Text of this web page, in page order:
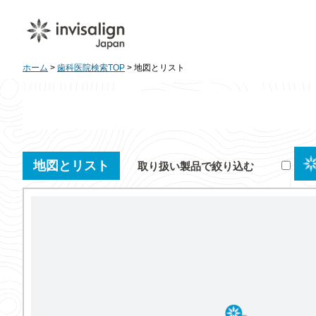
ホーム > 歯科医院検索TOP > 地図とリスト
地図とリスト 取り扱い製品で絞り込む